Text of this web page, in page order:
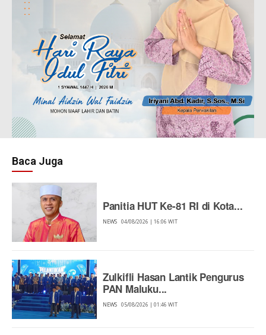
Baca Juga
Panitia HUT Ke-81 RI di Kota...
NEWS 04/08/2026 | 16:06 WIT
Zulkifli Hasan Lantik Pengurus
PAN Maluku...
NEWS 05/08/2026 | 01:46 WIT